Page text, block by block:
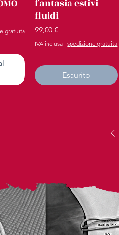
gratuita
fantasia estivi
fluidi
Prezzo
99,00 €
IVA inclusa |spedizione gratuita
Esaurito